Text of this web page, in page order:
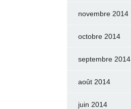
novembre 2014
octobre 2014
septembre 2014
août 2014
juin 2014